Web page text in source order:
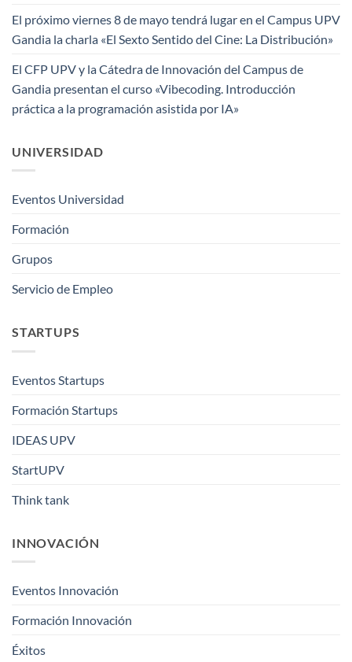
El próximo viernes 8 de mayo tendrá lugar en el Campus UPV
Gandia la charla «El Sexto Sentido del Cine: La Distribución»
El CFP UPV y la Cátedra de Innovación del Campus de
Gandia presentan el curso «Vibecoding. Introducción
práctica a la programación asistida por IA»
UNIVERSIDAD
Eventos Universidad
Formación
Grupos
Servicio de Empleo
STARTUPS
Eventos Startups
Formación Startups
IDEAS UPV
StartUPV
Think tank
INNOVACIÓN
Eventos Innovación
Formación Innovación
Éxitos